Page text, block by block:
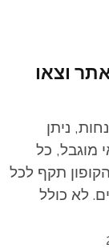
וצאו
ניתן
מוגבל, כל
תקף לכל
לא כולל